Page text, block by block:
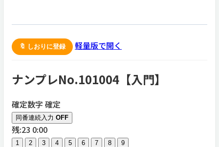
🔖 しおりに登録 軽量版で開く
ナンプレNo.101004【入門】
確定数字 確定
同番連続入力 OFF
残:23 0:00
1 2 3 4 5 6 7 8 9